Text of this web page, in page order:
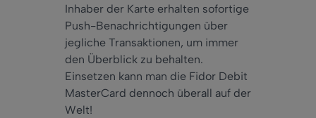
Inhaber der Karte erhalten sofortige
Push-Benachrichtigungen über
jegliche Transaktionen, um immer
den Überblick zu behalten.
Einsetzen kann man die Fidor Debit
MasterCard dennoch überall auf der
Welt!